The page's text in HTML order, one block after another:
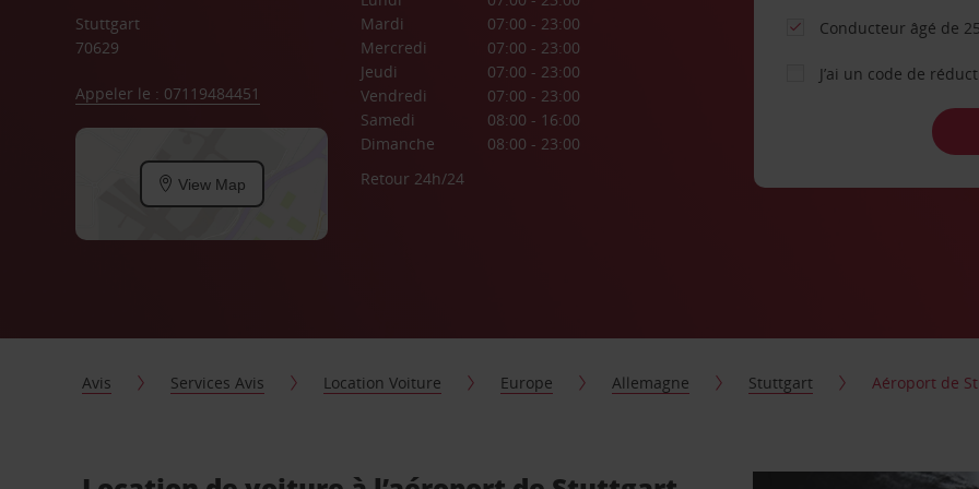
Stuttgart
70629
Appeler le : 07119484451
View Map
Mardi
07:00 - 23:00
Mercredi
07:00 - 23:00
Jeudi
07:00 - 23:00
Vendredi
07:00 - 23:00
Samedi
08:00 - 16:00
Dimanche
08:00 - 23:00
Retour 24h/24
Conducteur âgé de
J’ai un code de
Avis Services Avis Location Voiture Europe Allemagne Stuttgart Aéroport de